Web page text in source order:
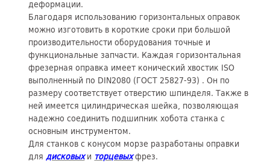
деформации.
Благодаря использованию горизонтальных оправок
можно изготовить в короткие сроки при большой
производительности оборудования точные и
функциональные запчасти. Каждая горизонтальная
фрезерная оправка имеет конический хвостик ISO
выполненный по DIN2080 (ГОСТ 25827-93) . Он по
размеру соответствует отверстию шпинделя. Также в
ней имеется цилиндрическая шейка, позволяющая
надежно соединить подшипник хобота станка с
основным инструментом.
Для станков с конусом морзе разработаны оправки
длядисковыхи торцевыхфрез.